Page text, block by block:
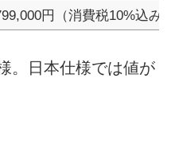
円（消費税10%込み
。日本仕様では値が